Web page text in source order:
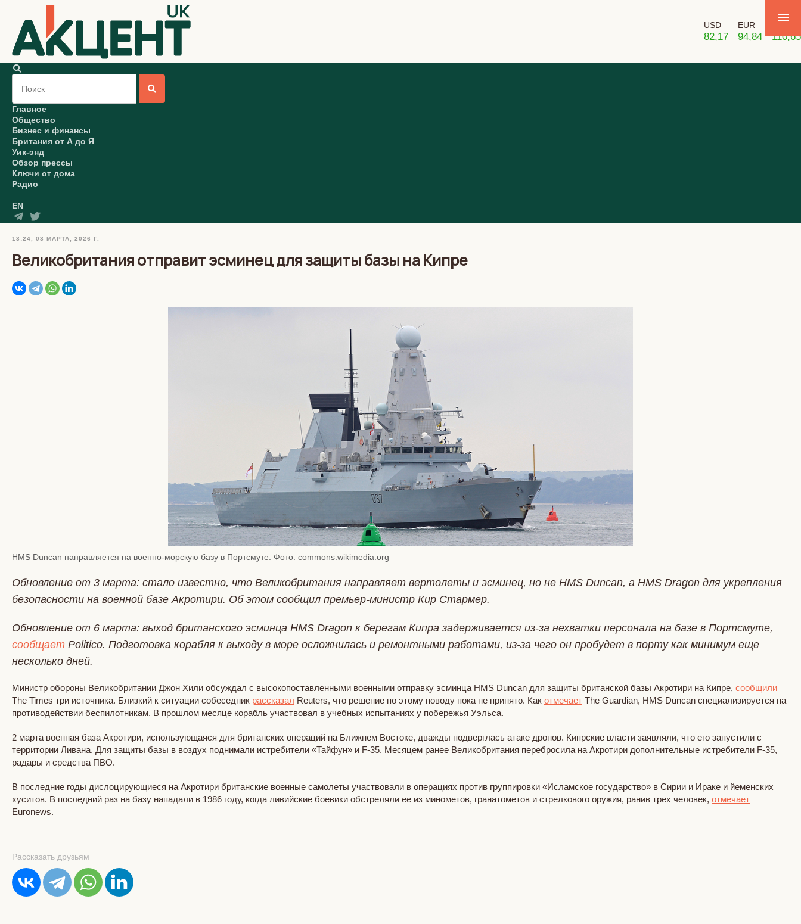
USD
82,17
EUR
94,84 110,65
Главное
Общество
Бизнес и финансы
Британия от А до Я
Уик-энд
Обзор прессы
Ключи от дома
Радио
EN
13:24, 03 МАРТА, 2026 Г.
Великобритания отправит эсминец для защиты базы на Кипре
HMS Duncan направляется на военно-морскую базу в Портсмуте. Фото: commons.wikimedia.org
Обновление от 3 марта: стало известно, что Великобритания направляет вертолеты и эсминец, но не HMS Duncan, а HMS Dragon для укрепления
безопасности на военной базе Акротири. Об этом сообщил премьер-министр Кир Стармер.
Обновление от 6 марта: выход британского эсминца HMS Dragon к берегам Кипра задерживается из-за нехватки персонала на базе в Портсмуте,
сообщает Politico. Подготовка корабля к выходу в море осложнилась и ремонтными работами, из-за чего он пробудет в порту как минимум еще
несколько дней.
Министр обороны Великобритании Джон Хили обсуждал с высокопоставленными военными отправку эсминца HMS Duncan для защиты британской базы Акротири на Кипре, сообщили
The Times три источника. Близкий к ситуации собеседник рассказал Reuters, что решение по этому поводу пока не принято. Как отмечает The Guardian, HMS Duncan специализируется на
противодействии беспилотникам. В прошлом месяце корабль участвовал в учебных испытаниях у побережья Уэльса.
2 марта военная база Акротири, использующаяся для британских операций на Ближнем Востоке, дважды подверглась атаке дронов. Кипрские власти заявляли, что его запустили с
территории Ливана. Для защиты базы в воздух поднимали истребители «Тайфун» и F-35. Месяцем ранее Великобритания перебросила на Акротири дополнительные истребители F-35,
радары и средства ПВО.
В последние годы дислоцирующиеся на Акротири британские военные самолеты участвовали в операциях против группировки «Исламское государство» в Сирии и Ираке и йеменских
хуситов. В последний раз на базу нападали в 1986 году, когда ливийские боевики обстреляли ее из минометов, гранатометов и стрелкового оружия, ранив трех человек, отмечает
Euronews.
Рассказать друзьям